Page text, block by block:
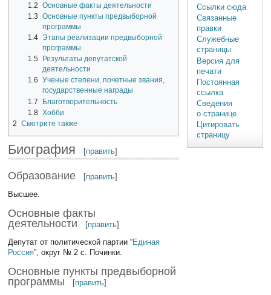
1.2 Основные факты деятельности
1.3 Основные пункты предвыборной
программы
1.4 Этапы реализации предвыборной
программы
1.5
Результаты депутатской
деятельности
1.6 Ученые степени, почетные звания,
государственные награды
1.7
Благотворительность
1.8 Хобби
2
Смотрите также
Биография [править]
Образование [править]
Высшее.
Основные факты
деятельности
[править]
Депутат от политической партии “Единая
Россия”, округ № 2 с. Починки.
Основные пункты предвыборной
программы
[править]
Ссылки сюда
Связанные
правки
Служебные
страницы
Версия для
печати
Постоянная
ссылка
Сведения
о странице
Цитировать
страницу